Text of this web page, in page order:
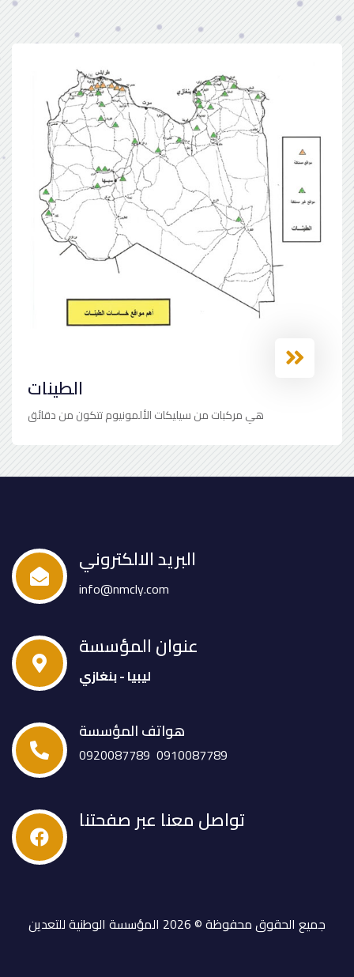
الطينات
هي مركبات من سيليكات الألمونيوم تتكون من دقائق
البريد الالكتروني
info@nmcly.com
عنوان المؤسسة
ليبيا - بنغازي
هواتف المؤسسة
0910087789
0920087789
تواصل معنا عبر صفحتنا
جميع الحقوق محفوظة © 2026 المؤسسة الوطنية للتعدين